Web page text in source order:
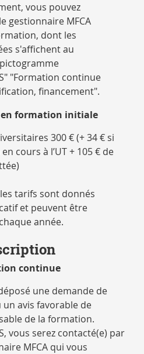
vous pouvez
gestionnaire MFCA
dont les
s'affichent au
"Formation continue
financement".
formation initiale
300 € (+ 34 € si
cours à l’UT + 105 € de
tarifs sont donnés
et peuvent être
année.
continue
une demande de
avis favorable de
de la formation.
vous serez contacté(e) par
MFCA qui vous